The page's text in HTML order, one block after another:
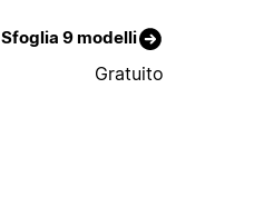
Sfoglia 9 modelli
Gratuito